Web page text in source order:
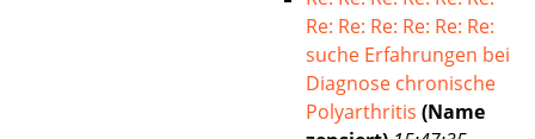
Re: Re: Re: Re: Re: Re:
suche Erfahrungen bei
Diagnose chronische
Polyarthritis (Name